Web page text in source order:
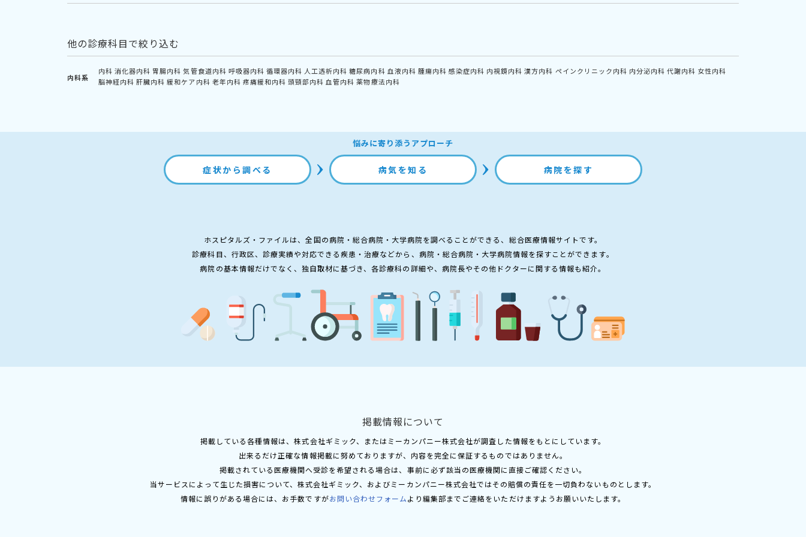
他の診療科目で絞り込む
内科系
内科 消化器内科 胃腸内科 気管食道内科 呼吸器内科 循環器内科 人工透析内科 糖尿病内科 血液内科 腫瘍内科 感染症内科 内視鏡内科 漢方内科 ペインクリニック内科 内分泌内科 代謝内科 女性内科
脳神経内科 肝臓内科 緩和ケア内科 老年内科 疼痛緩和内科 頭頸部内科 血管内科 薬物療法内科
悩みに寄り添うアプローチ
症状から調べる 病気を知る 病院を探す
ホスピタルズ・ファイルは、全国の病院・総合病院・大学病院を調べることができる、総合医療情報サイトです。
診療科目、行政区、診療実績や対応できる疾患・治療などから、病院・総合病院・大学病院情報を探すことができます。
病院の基本情報だけでなく、独自取材に基づき、各診療科の詳細や、病院長やその他ドクターに関する情報も紹介。
掲載情報について
掲載している各種情報は、株式会社ギミック、またはミーカンパニー株式会社が調査した情報をもとにしています。
出来るだけ正確な情報掲載に努めておりますが、内容を完全に保証するものではありません。
掲載されている医療機関へ受診を希望される場合は、事前に必ず該当の医療機関に直接ご確認ください。
当サービスによって生じた損害について、株式会社ギミック、およびミーカンパニー株式会社ではその賠償の責任を一切負わないものとします。
情報に誤りがある場合には、お手数ですがお問い合わせフォームより編集部までご連絡をいただけますようお願いいたします。